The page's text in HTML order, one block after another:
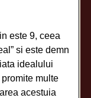
este 9, ceea
si este demn
idealului
multe
acestuia